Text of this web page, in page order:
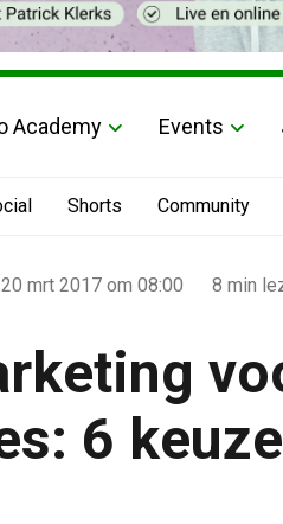
Academy Events
Shorts Community
20 mrt 2017 om 08:00 8 min
6